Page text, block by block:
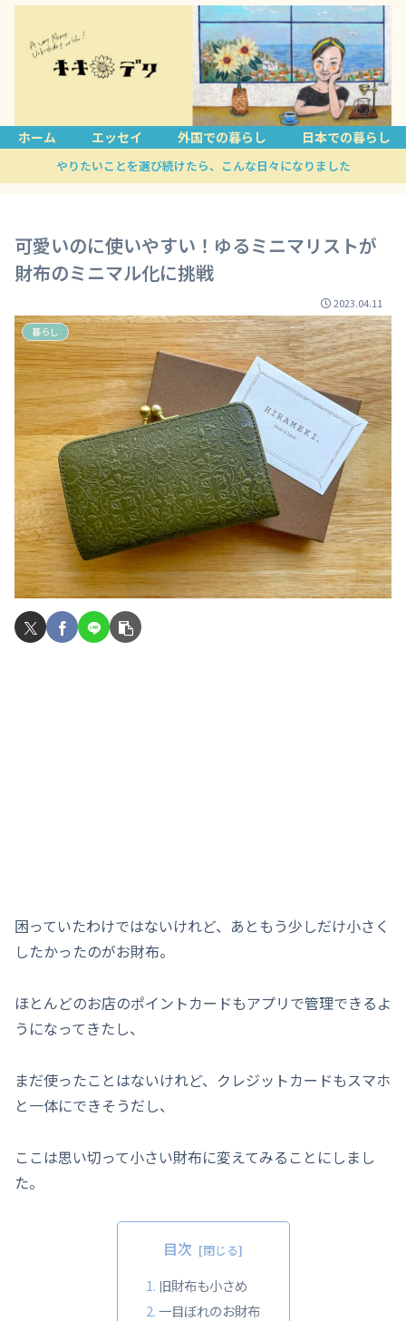
ホーム エッセイ 外国での暮らし 日本での暮らし
やりたいことを選び続けたら、こんな日々になりました
可愛いのに使いやすい！ゆるミニマリストが
財布のミニマル化に挑戦
2023.04.11
暮らし
困っていたわけではないけれど、あともう少しだけ小さく
したかったのがお財布。
ほとんどのお店のポイントカードもアプリで管理できるよ
うになってきたし、
まだ使ったことはないけれど、クレジットカードもスマホ
と一体にできそうだし、
ここは思い切って小さい財布に変えてみることにしまし
た。
目次
旧財布も小さめ
一目ぼれのお財布